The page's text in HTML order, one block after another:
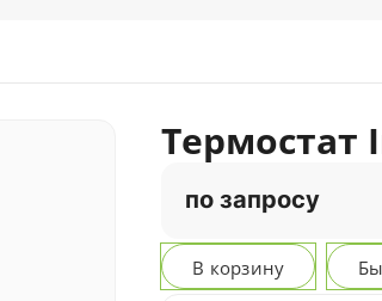
Термостат
по запросу
В корзину